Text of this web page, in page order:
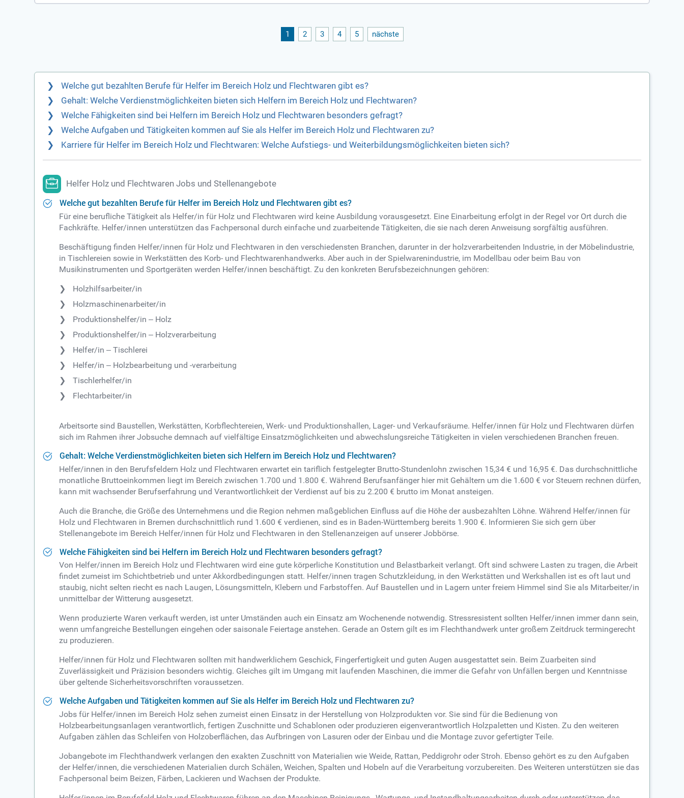
1 2 3 4 5 nächste
Welche gut bezahlten Berufe für Helfer im Bereich Holz und Flechtwaren gibt es?
Gehalt: Welche Verdienstmöglichkeiten bieten sich Helfern im Bereich Holz und Flechtwaren?
Welche Fähigkeiten sind bei Helfern im Bereich Holz und Flechtwaren besonders gefragt?
Welche Aufgaben und Tätigkeiten kommen auf Sie als Helfer im Bereich Holz und Flechtwaren zu?
Karriere für Helfer im Bereich Holz und Flechtwaren: Welche Aufstiegs- und Weiterbildungsmöglichkeiten bieten sich?
Helfer Holz und Flechtwaren Jobs und Stellenangebote
Welche gut bezahlten Berufe für Helfer im Bereich Holz und Flechtwaren gibt es?
Für eine berufliche Tätigkeit als Helfer/in für Holz und Flechtwaren wird keine Ausbildung vorausgesetzt. Eine Einarbeitung erfolgt in der Regel vor Ort durch die
Fachkräfte. Helfer/innen unterstützen das Fachpersonal durch einfache und zuarbeitende Tätigkeiten, die sie nach deren Anweisung sorgfältig ausführen.
Beschäftigung finden Helfer/innen für Holz und Flechtwaren in den verschiedensten Branchen, darunter in der holzverarbeitenden Industrie, in der Möbelindustrie,
in Tischlereien sowie in Werkstätten des Korb- und Flechtwarenhandwerks. Aber auch in der Spielwarenindustrie, im Modellbau oder beim Bau von
Musikinstrumenten und Sportgeräten werden Helfer/innen beschäftigt. Zu den konkreten Berufsbezeichnungen gehören:
Holzhilfsarbeiter/in
Holzmaschinenarbeiter/in
Produktionshelfer/in ‒ Holz
Produktionshelfer/in ‒ Holzverarbeitung
Helfer/in ‒ Tischlerei
Helfer/in ‒ Holzbearbeitung und -verarbeitung
Tischlerhelfer/in
Flechtarbeiter/in
Arbeitsorte sind Baustellen, Werkstätten, Korbflechtereien, Werk- und Produktionshallen, Lager- und Verkaufsräume. Helfer/innen für Holz und Flechtwaren dürfen
sich im Rahmen ihrer Jobsuche demnach auf vielfältige Einsatzmöglichkeiten und abwechslungsreiche Tätigkeiten in vielen verschiedenen Branchen freuen.
Gehalt: Welche Verdienstmöglichkeiten bieten sich Helfern im Bereich Holz und Flechtwaren?
Helfer/innen in den Berufsfeldern Holz und Flechtwaren erwartet ein tariflich festgelegter Brutto-Stundenlohn zwischen 15,34 € und 16,95 €. Das durchschnittliche
monatliche Bruttoeinkommen liegt im Bereich zwischen 1.700 und 1.800 €. Während Berufsanfänger hier mit Gehältern um die 1.600 € vor Steuern rechnen dürfen,
kann mit wachsender Berufserfahrung und Verantwortlichkeit der Verdienst auf bis zu 2.200 € brutto im Monat ansteigen.
Auch die Branche, die Größe des Unternehmens und die Region nehmen maßgeblichen Einfluss auf die Höhe der ausbezahlten Löhne. Während Helfer/innen für
Holz und Flechtwaren in Bremen durchschnittlich rund 1.600 € verdienen, sind es in Baden-Württemberg bereits 1.900 €. Informieren Sie sich gern über
Stellenangebote im Bereich Helfer/innen für Holz und Flechtwaren in den Stellenanzeigen auf unserer Jobbörse.
Welche Fähigkeiten sind bei Helfern im Bereich Holz und Flechtwaren besonders gefragt?
Von Helfer/innen im Bereich Holz und Flechtwaren wird eine gute körperliche Konstitution und Belastbarkeit verlangt. Oft sind schwere Lasten zu tragen, die Arbeit
findet zumeist im Schichtbetrieb und unter Akkordbedingungen statt. Helfer/innen tragen Schutzkleidung, in den Werkstätten und Werkshallen ist es oft laut und
staubig, nicht selten riecht es nach Laugen, Lösungsmitteln, Klebern und Farbstoffen. Auf Baustellen und in Lagern unter freiem Himmel sind Sie als Mitarbeiter/in
unmittelbar der Witterung ausgesetzt.
Wenn produzierte Waren verkauft werden, ist unter Umständen auch ein Einsatz am Wochenende notwendig. Stressresistent sollten Helfer/innen immer dann sein,
wenn umfangreiche Bestellungen eingehen oder saisonale Feiertage anstehen. Gerade an Ostern gilt es im Flechthandwerk unter großem Zeitdruck termingerecht
zu produzieren.
Helfer/innen für Holz und Flechtwaren sollten mit handwerklichem Geschick, Fingerfertigkeit und guten Augen ausgestattet sein. Beim Zuarbeiten sind
Zuverlässigkeit und Präzision besonders wichtig. Gleiches gilt im Umgang mit laufenden Maschinen, die immer die Gefahr von Unfällen bergen und Kenntnisse
über geltende Sicherheitsvorschriften voraussetzen.
Welche Aufgaben und Tätigkeiten kommen auf Sie als Helfer im Bereich Holz und Flechtwaren zu?
Jobs für Helfer/innen im Bereich Holz sehen zumeist einen Einsatz in der Herstellung von Holzprodukten vor. Sie sind für die Bedienung von
Holzbearbeitungsanlagen verantwortlich, fertigen Zuschnitte und Schablonen oder produzieren eigenverantwortlich Holzpaletten und Kisten. Zu den weiteren
Aufgaben zählen das Schleifen von Holzoberflächen, das Aufbringen von Lasuren oder der Einbau und die Montage zuvor gefertigter Teile.
Jobangebote im Flechthandwerk verlangen den exakten Zuschnitt von Materialien wie Weide, Rattan, Peddigrohr oder Stroh. Ebenso gehört es zu den Aufgaben
der Helfer/innen, die verschiedenen Materialien durch Schälen, Weichen, Spalten und Hobeln auf die Verarbeitung vorzubereiten. Des Weiteren unterstützen sie das
Fachpersonal beim Beizen, Färben, Lackieren und Wachsen der Produkte.